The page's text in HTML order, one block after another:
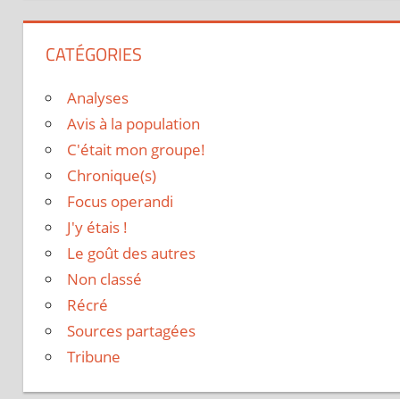
CATÉGORIES
Analyses
Avis à la population
C'était mon groupe!
Chronique(s)
Focus operandi
J'y étais !
Le goût des autres
Non classé
Récré
Sources partagées
Tribune